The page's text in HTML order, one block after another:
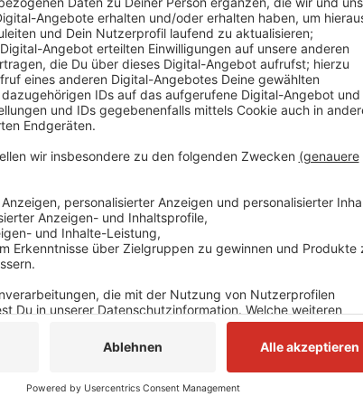
Sie reagiert damit auf die überlaufene Altstadt an den
zusätzliche Kräfte des Ordnungsamtes auf die
achten. Bürgermeister Erik Liereneld appelliert an alle,
Wochenenden bis auf Weiteres nicht aufzusuchen. In
Bürgermeister außerdem angekündigt, wenn nötig